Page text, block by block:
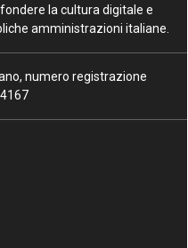
la cultura digitale e
amministrazioni italiane.
numero registrazione